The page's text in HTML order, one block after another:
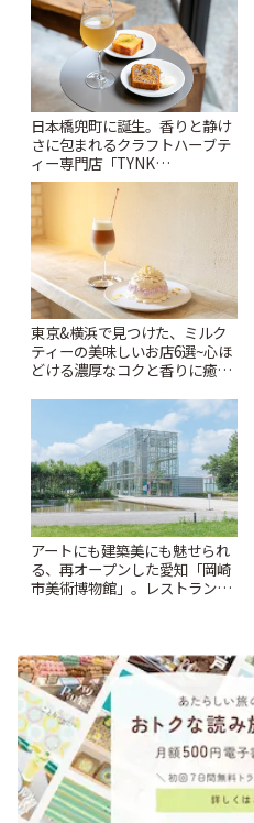
日本橋兜町に誕生。香りと静け
さに包まれるクラフトハーブテ
ィー専門店「TYNK
Kabutocho」 | ことりっぷ
東京&横浜で見つけた、ミルク
ティーの美味しいお店6選~心ほ
どける濃厚なコクと香りに癒や
アートにも建築美にも魅せられ
る、再オープンした愛知「岡崎
市美術博物館」。レストランや